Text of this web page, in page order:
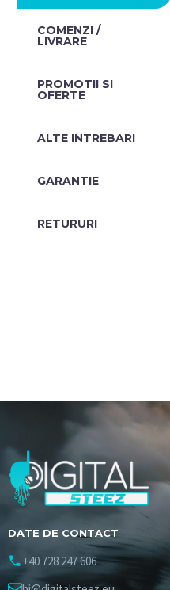
COMENZI /
LIVRARE
PROMOTII SI
OFERTE​
ALTE INTREBARI​
GARANTIE
RETURURI
DATE DE CONTACT
+40 728 247 606